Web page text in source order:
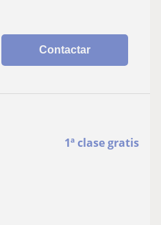
Contactar
1ª clase gratis